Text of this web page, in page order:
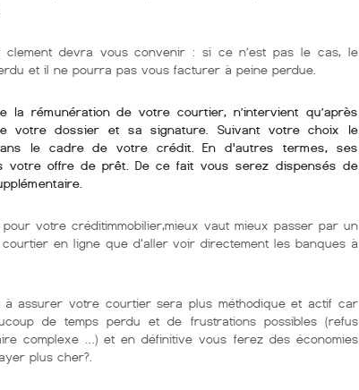
clement devra vous convenir : si ce n’est pas le cas, le
et il ne pourra pas vous facturer à peine perdue.
la rémunération de votre courtier, n’intervient qu’après
votre dossier et sa signature. Suivant votre choix le
le cadre de votre crédit. En d'autres termes, ses
votre offre de prêt. De ce fait vous serez dispensés de
votre créditimmobilier,mieux vaut mieux passer par un
en ligne que d'aller voir directement les banques à
à assurer votre courtier sera plus méthodique et actif car
de temps perdu et de frustrations possibles (refus
complexe …) et en définitive vous ferez des économies
plus cher?.